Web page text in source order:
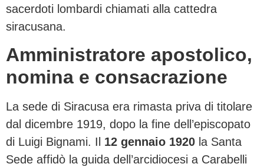
sacerdoti lombardi chiamati alla cattedra
siracusana.
Amministratore apostolico,
nomina e consacrazione
La sede di Siracusa era rimasta priva di titolare
dal dicembre 1919, dopo la fine dell’episcopato
di Luigi Bignami. Il 12 gennaio 1920 la Santa
Sede affidò la guida dell’arcidiocesi a Carabelli